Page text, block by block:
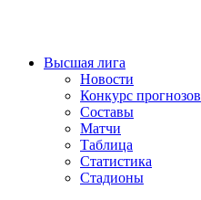
Высшая лига
Новости
Конкурс прогнозов
Составы
Матчи
Таблица
Статистика
Стадионы